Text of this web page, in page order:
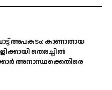
അപകടം: കാണാതായ
തെരച്ചിൽ
അനാസ്ഥക്കെതിരെ